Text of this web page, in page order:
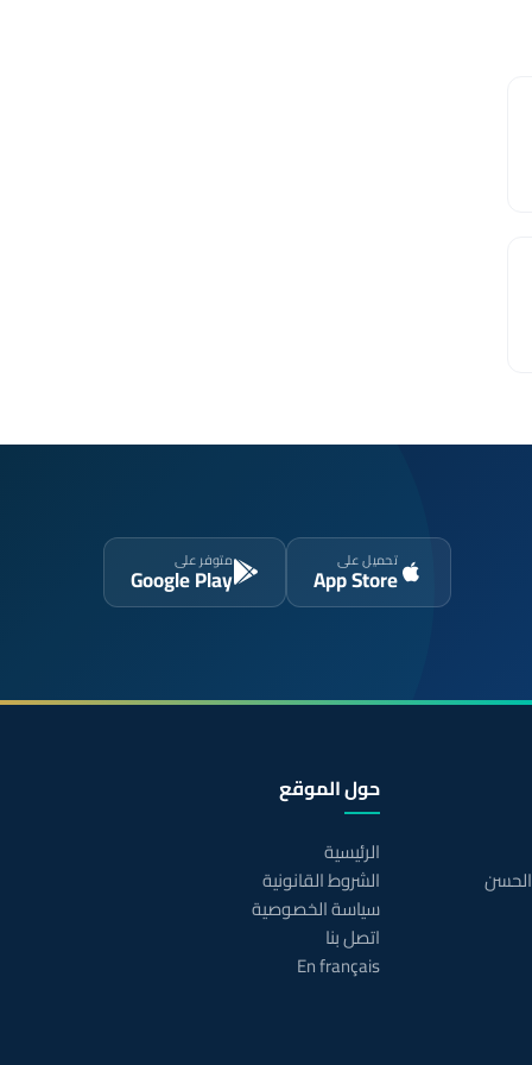
تحميل على
App Store
متوفر على
Google Play
حول الموقع
الرئيسية
الشروط القانونية
سياسة الخصوصية
اتصل بنا
En français